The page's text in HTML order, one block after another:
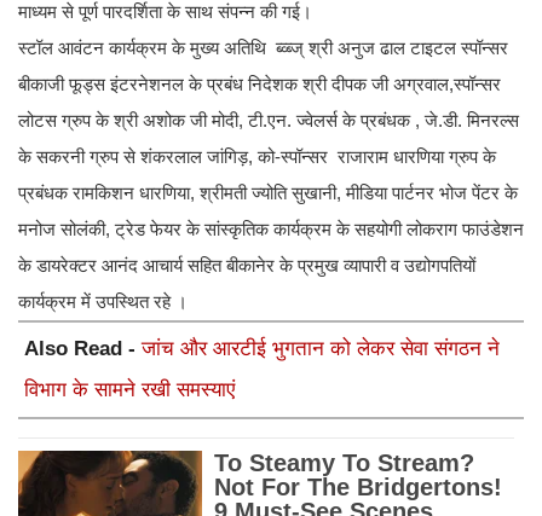
माध्यम से पूर्ण पारदर्शिता के साथ संपन्न की गई।
स्टॉल आवंटन कार्यक्रम के मुख्य अतिथि ब्व्ब्ज् श्री अनुज ढाल टाइटल स्पॉन्सर
बीकाजी फूड्स इंटरनेशनल के प्रबंध निदेशक श्री दीपक जी अग्रवाल,स्पॉन्सर
लोटस ग्रुप के श्री अशोक जी मोदी, टी.एन. ज्वेलर्स के प्रबंधक , जे.डी. मिनरल्स
के सकरनी ग्रुप से शंकरलाल जांगिड़, को-स्पॉन्सर राजाराम धारणिया ग्रुप के
प्रबंधक रामकिशन धारणिया, श्रीमती ज्योति सुखानी, मीडिया पार्टनर भोज पेंटर के
मनोज सोलंकी, ट्रेड फेयर के सांस्कृतिक कार्यक्रम के सहयोगी लोकराग फाउंडेशन
के डायरेक्टर आनंद आचार्य सहित बीकानेर के प्रमुख व्यापारी व उद्योगपतियों
कार्यक्रम में उपस्थित रहे ।
Also Read -जांच और आरटीई भुगतान को लेकर सेवा संगठन ने
विभाग के सामने रखी समस्याएं